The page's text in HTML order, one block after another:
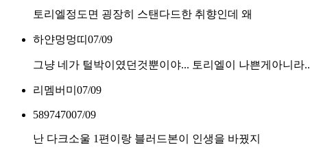
토리엘정도면 굉장히 스탠다드한 취향인데 왜
하얀멍멍띠 07/09
그냥 네가 털박이였던것뿐이야... 토리엘이 나쁜게아니라..
리멤버미 07/09
589747007/09
난 다크소울 1편이랑 블러드본이 인생을 바꿨지